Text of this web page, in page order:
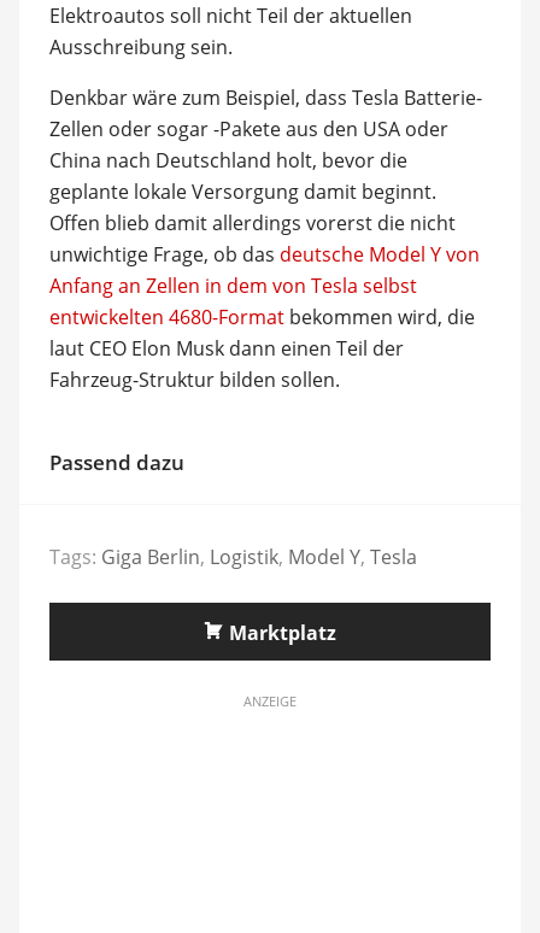
Elektroautos soll nicht Teil der aktuellen
Ausschreibung sein.
Denkbar wäre zum Beispiel, dass Tesla Batterie-
Zellen oder sogar -Pakete aus den USA oder
China nach Deutschland holt, bevor die
geplante lokale Versorgung damit beginnt.
Offen blieb damit allerdings vorerst die nicht
unwichtige Frage, ob das deutsche Model Y von
Anfang an Zellen in dem von Tesla selbst
entwickelten 4680-Formatbekommen wird, die
laut CEO Elon Musk dann einen Teil der
Fahrzeug-Struktur bilden sollen.
Passend dazu
Tags: Giga Berlin, Logistik, Model Y, Tesla
Marktplatz
ANZEIGE